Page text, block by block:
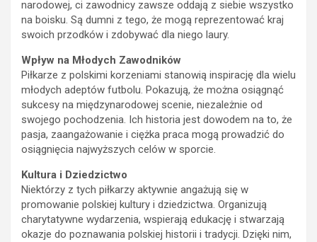
narodowej, ci zawodnicy zawsze oddają z siebie wszystko
na boisku. Są dumni z tego, że mogą reprezentować kraj
swoich przodków i zdobywać dla niego laury.
Wpływ na Młodych Zawodników
Piłkarze z polskimi korzeniami stanowią inspirację dla wielu
młodych adeptów futbolu. Pokazują, że można osiągnąć
sukcesy na międzynarodowej scenie, niezależnie od
swojego pochodzenia. Ich historia jest dowodem na to, że
pasja, zaangażowanie i ciężka praca mogą prowadzić do
osiągnięcia najwyższych celów w sporcie.
Kultura i Dziedzictwo
Niektórzy z tych piłkarzy aktywnie angażują się w
promowanie polskiej kultury i dziedzictwa. Organizują
charytatywne wydarzenia, wspierają edukację i stwarzają
okazje do poznawania polskiej historii i tradycji. Dzięki nim,